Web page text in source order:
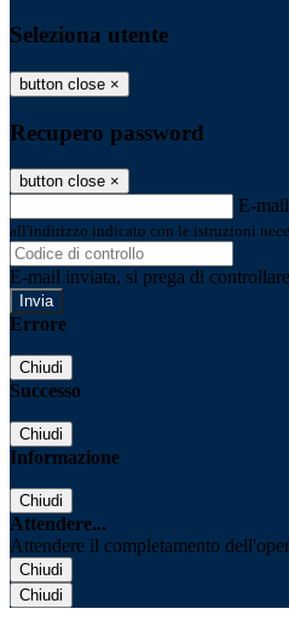
Seleziona utente
button close ×
Recupero password
button close ×
E-mail
all'indirizzo indicato con le istruzioni
E-mail inviata, si prega di
Errore
Chiudi
Successo
Chiudi
Informazione
Chiudi
Attendere...
Attendere il completamento
Chiudi
Chiudi